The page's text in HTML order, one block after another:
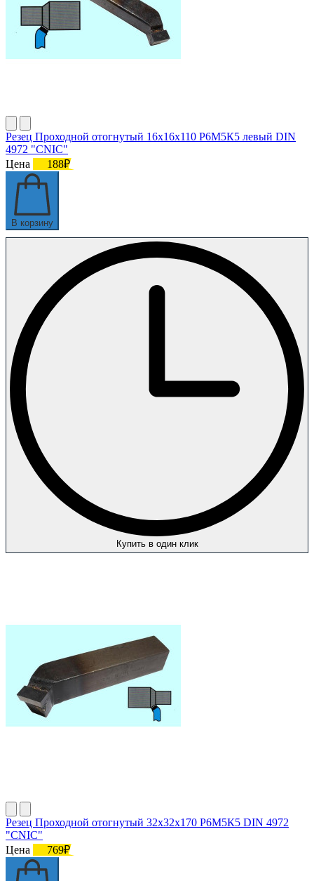
Резец Проходной отогнутый 16х16х110 Р6М5К5 левый DIN
4972 "CNIC"
Цена
188₽
В корзину
Купить в один клик
Резец Проходной отогнутый 32х32х170 Р6М5К5 DIN 4972
"CNIC"
Цена
769₽